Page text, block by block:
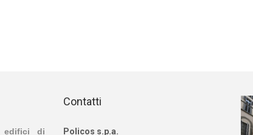
edifici di
Contatti
Policos s.p.a.